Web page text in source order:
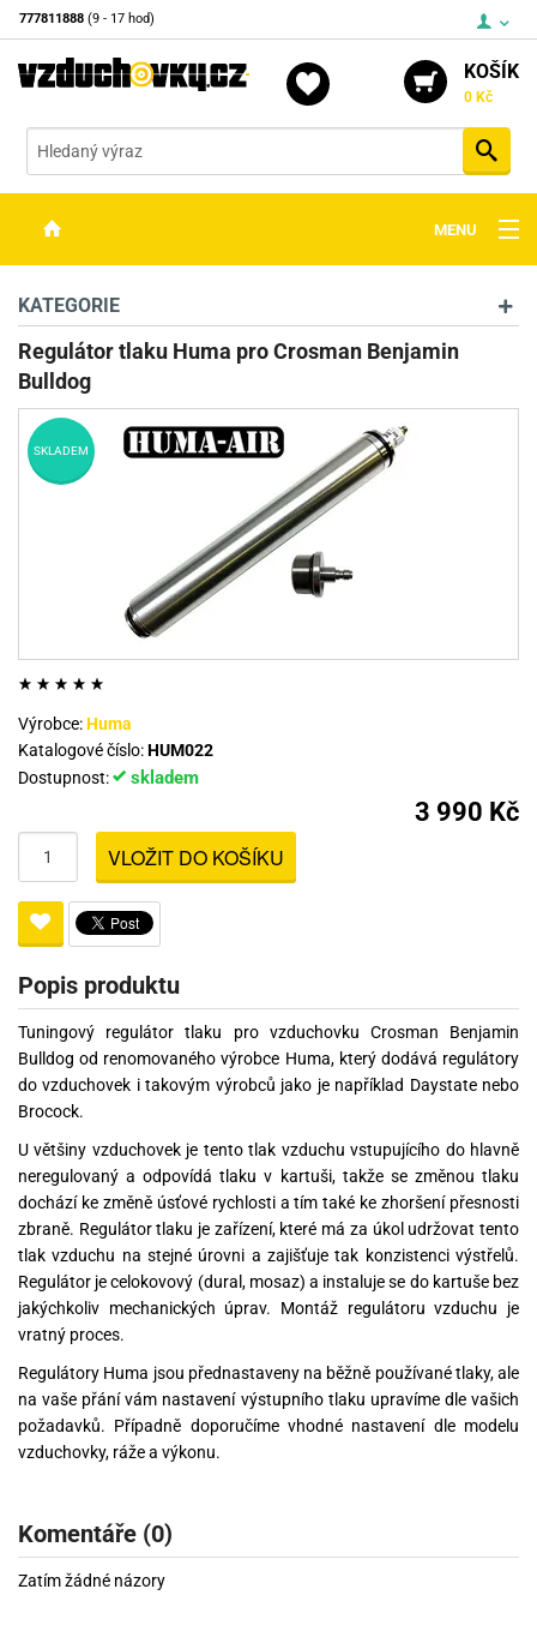
777811888 (9 - 17 hod)
KOŠÍK
0 Kč
MENU
OPTIKA
STŘELIVO
PŘÍSLUŠENSTVÍ
DETEKTORY KOVŮ
KATEGORIE
Regulátor tlaku Huma pro Crosman Benjamin
Bulldog
SKLADEM
Výrobce:Huma
Katalogové číslo:HUM022
Dostupnost:
skladem
3 990 Kč
VLOŽIT DO KOŠÍKU
Popis produktu
Tuningový regulátor tlaku pro vzduchovku Crosman Benjamin
Bulldog od renomovaného výrobce Huma, který dodává regulátory
do vzduchovek i takovým výrobců jako je například Daystate nebo
Brocock.
U většiny vzduchovek je tento tlak vzduchu vstupujícího do hlavně
neregulovaný a odpovídá tlaku v kartuši, takže se změnou tlaku
dochází ke změně úsťové rychlosti a tím také ke zhoršení přesnosti
zbraně. Regulátor tlaku je zařízení, které má za úkol udržovat tento
tlak vzduchu na stejné úrovni a zajišťuje tak konzistenci výstřelů.
Regulátor je celokovový (dural, mosaz) a instaluje se do kartuše bez
jakýchkoliv mechanických úprav. Montáž regulátoru vzduchu je
vratný proces.
Regulátory Huma jsou přednastaveny na běžně používané tlaky, ale
na vaše přání vám nastavení výstupního tlaku upravíme dle vašich
požadavků. Případně doporučíme vhodné nastavení dle modelu
vzduchovky, ráže a výkonu.
Komentáře (0)
Zatím žádné názory